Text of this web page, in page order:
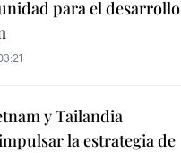
para el desarrollo
y Tailandia
la estrategia de